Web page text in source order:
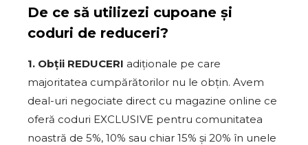
De ce să utilizezi cupoane și
coduri de reduceri?
1. Obții REDUCERI adiționale pe care
majoritatea cumpărătorilor nu le obțin. Avem
deal-uri negociate direct cu magazine online ce
oferă coduri EXCLUSIVE pentru comunitatea
noastră de 5%, 10% sau chiar 15% și 20% în unele